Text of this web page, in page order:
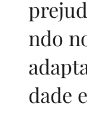
ndo
dade e